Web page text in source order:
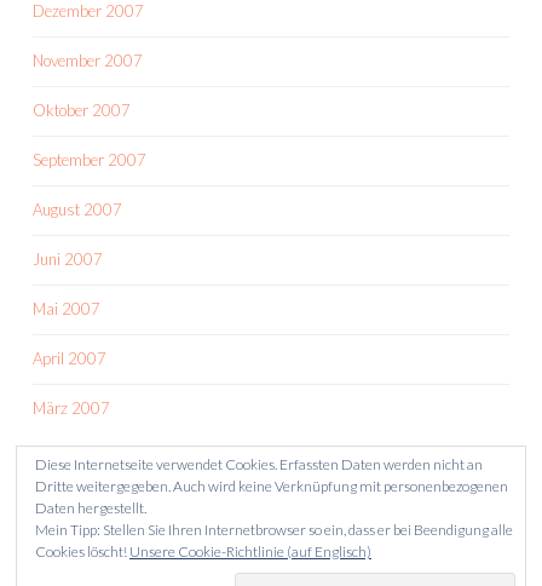
Dezember 2007
November 2007
Oktober 2007
September 2007
August 2007
Juni 2007
Mai 2007
April 2007
März 2007
STOLZ PRÄSENTIERT VON WORDPRESS
Diese Internetseite verwendet Cookies. Erfassten Daten werden nicht an
Dritte weitergegeben. Auch wird keine Verknüpfung mit personenbezogenen
Daten hergestellt.
Mein Tipp: Stellen Sie Ihren Internetbrowser so ein, dass er bei Beendigung alle
Cookies löscht! Unsere Cookie-Richtlinie (auf Englisch)